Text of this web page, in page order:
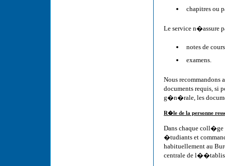
chapitres ou
Le service n�assure
notes de
examens.
Nous
documents requis, si
g�n�rale, les
R�le de la personne
Dans chaque
�tudiants et
habituellement au
centrale de